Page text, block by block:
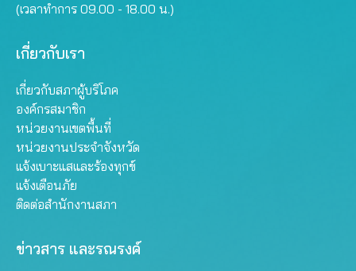
(เวลาทำการ 09.00 - 18.00 น.)
เกี่ยวกับเรา
เกี่ยวกับสภาผู้บริโภค
องค์กรสมาชิก
หน่วยงานเขตพื้นที่
หน่วยงานประจำจังหวัด
แจ้งเบาะแสและร้องทุกข์
แจ้งเตือนภัย
ติดต่อสำนักงานสภา
ข่าวสาร และรณรงค์